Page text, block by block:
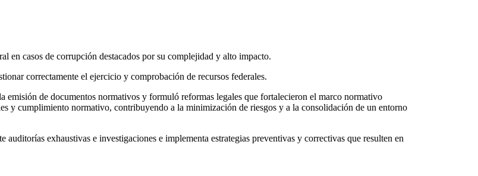
en casos de corrupción destacados por su complejidad y alto impacto.
correctamente el ejercicio y comprobación de recursos federales.
de documentos normativos y formuló reformas legales que fortalecieron el marco normativo
y cumplimiento normativo, contribuyendo a la minimización de riesgos y a la consolidación de un entorno
exhaustivas e investigaciones e implementa estrategias preventivas y correctivas que resulten en